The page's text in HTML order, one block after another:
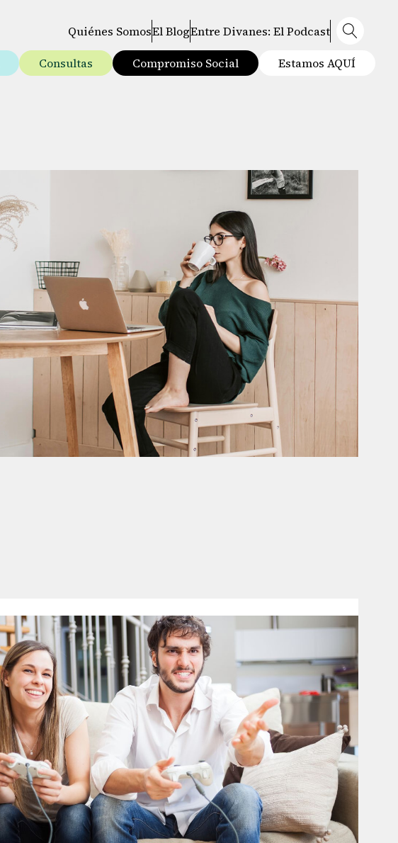
Quiénes SomosEl BlogEntre Divanes: El Podcast
Consultas Compromiso Social Estamos AQUÍ